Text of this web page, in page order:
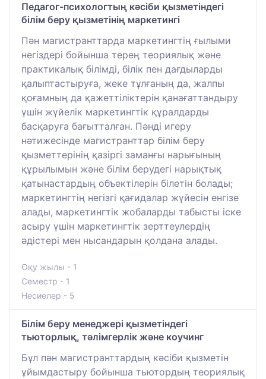
Педагог-психологтың кәсіби қызметіндегі
білім беру қызметінің маркетингі
Пән магистранттарда маркетингтің ғылыми
негіздері бойынша терең теориялық және
практикалық білімді, білік пен дағдыларды
қалыптастыруға, жеке тұлғаның да, жалпы
қоғамның да қажеттіліктерін қанағаттандыру
үшін жүйелік маркетингтік құралдарды
басқаруға бағытталған. Пәнді игеру
нәтижесінде магистранттар білім беру
қызметтерінің қазіргі заманғы нарығының
құрылымын және білім берудегі нарықтық
қатынастардың объектілерін білетін болады;
маркетингтің негізгі қағидалар жүйесін енгізе
алады, маркетингтік жобаларды табысты іске
асыру үшін маркетингтік зерттеулердің
әдістері мен нысандарын қолдана алады.
Оқу жылы - 1
Семестр - 1
Несиелер - 5
Білім беру менеджері қызметіндегі
тьюторлық, тәлімгерлік және коучинг
Бұл пән магистранттардың кәсіби қызметін
ұйымдастыру бойынша тьютордың теориялық